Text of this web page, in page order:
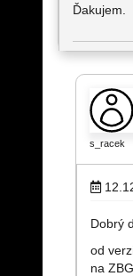
Ďakujem.
s_racek
Dobrý
od
na